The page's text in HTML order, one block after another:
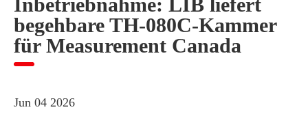
begehbare TH-080C-Kammer
für Measurement Canada
Jun 04 2026